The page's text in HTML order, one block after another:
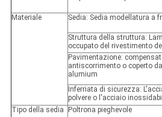
Materiale Sedia: Sedia modellatura a
Struttura della struttura:
occupato del rivestimento
Pavimentazione:
antiscorrimento o coperto
alumium
Inferriata di sicurezza:
polvere o l'acciaio
Tipo della sedia
Poltrona pieghevole